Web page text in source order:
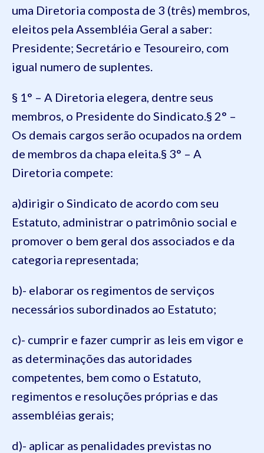
uma Diretoria composta de 3 (três) membros,
eleitos pela Assembléia Geral a saber:
Presidente; Secretário e Tesoureiro, com
igual numero de suplentes.
§ 1° – A Diretoria elegera, dentre seus
membros, o Presidente do Sindicato.§ 2° –
Os demais cargos serão ocupados na ordem
de membros da chapa eleita.§ 3° – A
Diretoria compete:
a)dirigir o Sindicato de acordo com seu
Estatuto, administrar o patrimônio social e
promover o bem geral dos associados e da
categoria representada;
b)- elaborar os regimentos de serviços
necessários subordinados ao Estatuto;
c)- cumprir e fazer cumprir as leis em vigor e
as determinações das autoridades
competentes, bem como o Estatuto,
regimentos e resoluções próprias e das
assembléias gerais;
d)- aplicar as penalidades previstas no